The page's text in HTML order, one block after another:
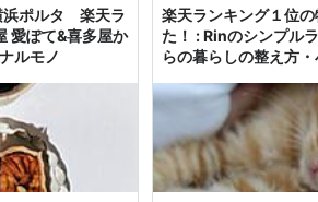
浜ポルタ 楽天ラ
愛ぽて&喜多屋か
ルモノ
楽天ランキング１位
た！ : Rinのシンプル
らの暮らしの整え方